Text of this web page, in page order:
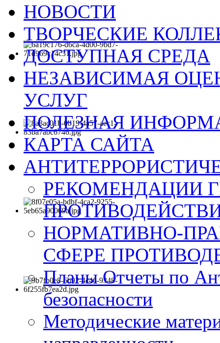
НОВОСТИ
ТВОРЧЕСКИЕ
ДОСТУПНАЯ СРЕДА
НЕЗАВИСИМАЯ
УСЛУГ
ПОЛЕЗНАЯ
КАРТА САЙТА
РЕКОМЕНДАЦИИ
НОРМАТИВНО-
СФЕРЕ
Планы Отчеты по
безопасности
Методические